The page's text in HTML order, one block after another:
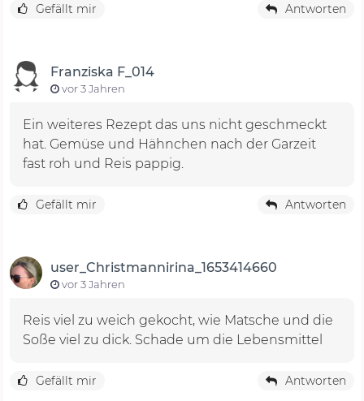
Gefällt mir Antworten
Franziska F_014
vor 3 Jahren
Ein weiteres Rezept das uns nicht geschmeckt
hat. Gemüse und Hähnchen nach der Garzeit
fast roh und Reis pappig.
Gefällt mir Antworten
user_Christmannirina_1653414660
vor 3 Jahren
Reis viel zu weich gekocht, wie Matsche und die
Soße viel zu dick. Schade um die Lebensmittel
Gefällt mir Antworten